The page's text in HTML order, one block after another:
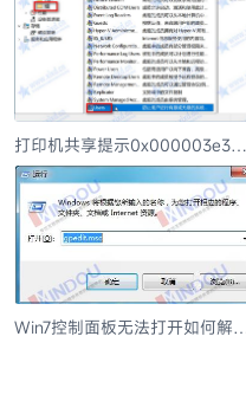
打印机共享提示0x000003e3错
误解决办法
Win7控制面板无法打开如何解